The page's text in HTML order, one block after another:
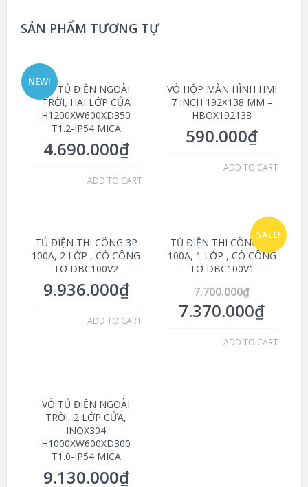
SẢN PHẨM TƯƠNG TỰ
NEW!
VỎ TỦ ĐIỆN NGOÀI
TRỜI, HAI LỚP CỬA
H1200XW600XD350
T1.2-IP54 MICA
4.690.000₫
ADD TO CART
VỎ HỘP MÀN HÌNH HMI
7 INCH 192×138 MM –
HBOX192138
590.000₫
ADD TO CART
TỦ ĐIỆN THI CÔNG 3P
100A, 2 LỚP , CÓ CÔNG
TƠ DBC100V2
9.936.000₫
ADD TO CART
SALE!
TỦ ĐIỆN THI CÔNG 3P
100A, 1 LỚP , CÓ CÔNG
TƠ DBC100V1
7.700.000₫
7.370.000₫
ADD TO CART
VỎ TỦ ĐIỆN NGOÀI
TRỜI, 2 LỚP CỬA,
INOX304
H1000XW600XD300
T1.0-IP54 MICA
9.130.000₫